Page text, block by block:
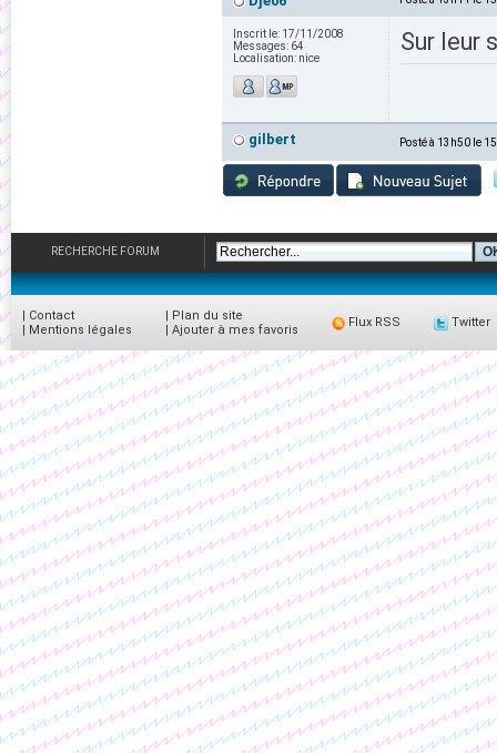
Inscrit le: 17/11/2008
Messages: 64
Localisation: nice
Sur leur
gilbert Posté à 13h50 le
RECHERCHE FORUM
| Contact
| Mentions légales
| Plan du site
| Ajouter à mes favoris
Flux RSS Twitter